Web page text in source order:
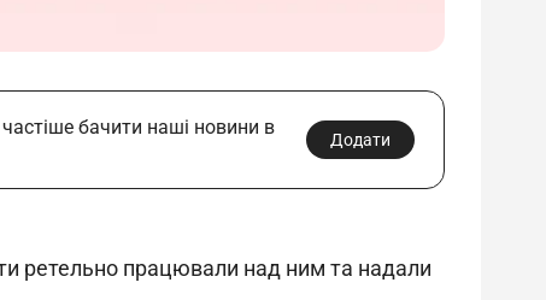
бачити наші новини в
Додати
ретельно працювали над ним та надали